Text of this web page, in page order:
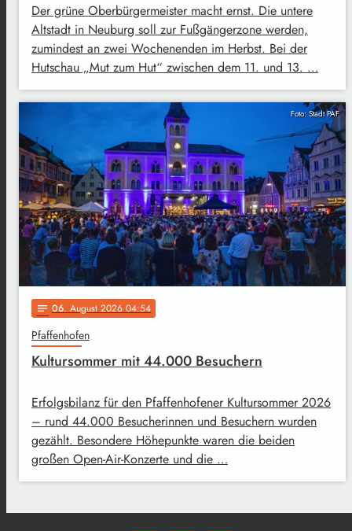
Der grüne Oberbürgermeister macht ernst. Die untere
Altstadt in Neuburg soll zur Fußgängerzone werden,
zumindest an zwei Wochenenden im Herbst. Bei der
Hutschau „Mut zum Hut“ zwischen dem 11. und 13. …
Foto: Stadt PAF
notes 06. August 2026 04:54
Pfaffenhofen
Kultursommer mit 44.000 Besuchern
Erfolgsbilanz für den Pfaffenhofener Kultursommer 2026
– rund 44.000 Besucherinnen und Besuchern wurden
gezählt. Besondere Höhepunkte waren die beiden
großen Open-Air-Konzerte und die …